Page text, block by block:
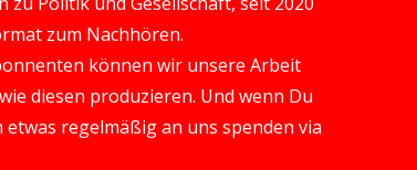
zum Nachhören.
können wir unsere Arbeit
diesen produzieren. Und wenn Du
regelmäßig an uns spenden via